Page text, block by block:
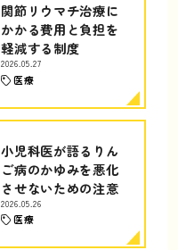
関節リウマチ治療に
かかる費用と負担を
軽減する制度
2026.05.27
医療
小児科医が語るりん
ご病のかゆみを悪化
させないための注意
2026.05.26
医療